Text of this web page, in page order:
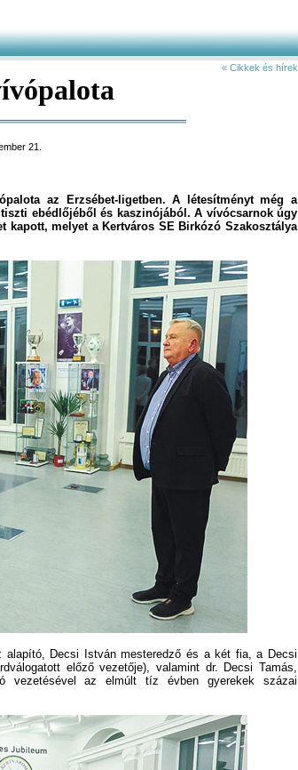
« Cikkek és hírek
21.
az Erzsébet-ligetben. A létesítményt még a
ebédlőjéből és kaszinójából. A vívócsarnok úgy
melyet a Kertváros SE Birkózó Szakosztálya
Decsi István mesteredző és a két fia, a Decsi
előző vezetője), valamint dr. Decsi Tamás,
vezetésével az elmúlt tíz évben gyerekek százai